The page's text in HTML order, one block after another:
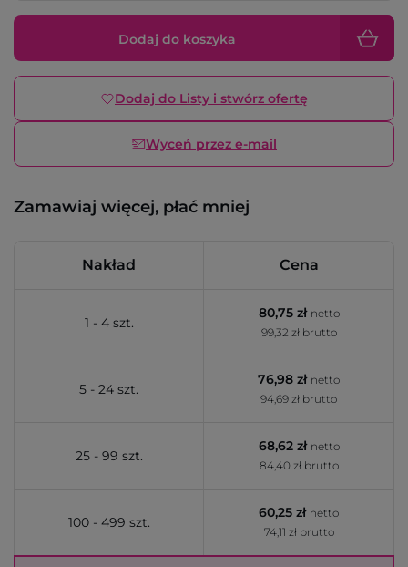
Dodaj do koszyka
Dodaj do Listy i stwórz ofertę
Wyceń przez e-mail
Zamawiaj więcej, płać mniej
Nakład Cena
1 - 4 szt.
80,75 zł netto
99,32 zł brutto
5 - 24 szt.
76,98 zł netto
94,69 zł brutto
25 - 99 szt.
68,62 zł netto
84,40 zł brutto
100 - 499 szt.
60,25 zł netto
74,11 zł brutto